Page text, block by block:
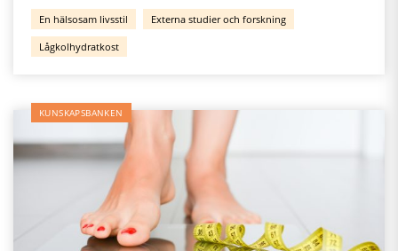
En hälsosam livsstil Externa studier och forskning
Lågkolhydratkost
KUNSKAPSBANKEN